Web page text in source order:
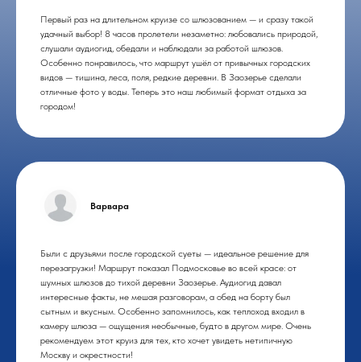
Первый раз на длительном круизе со шлюзованием — и сразу такой
удачный выбор! 8 часов пролетели незаметно: любовались природой,
слушали аудиогид, обедали и наблюдали за работой шлюзов.
Особенно понравилось, что маршрут ушёл от привычных городских
видов — тишина, леса, поля, редкие деревни. В Заозерье сделали
отличные фото у воды. Теперь это наш любимый формат отдыха за
городом!
Варвара
Были с друзьями после городской суеты — идеальное решение для
перезагрузки! Маршрут показал Подмосковье во всей красе: от
шумных шлюзов до тихой деревни Заозерье. Аудиогид давал
интересные факты, не мешая разговорам, а обед на борту был
сытным и вкусным. Особенно запомнилось, как теплоход входил в
камеру шлюза — ощущения необычные, будто в другом мире. Очень
рекомендуем этот круиз для тех, кто хочет увидеть нетипичную
Москву и окрестности!